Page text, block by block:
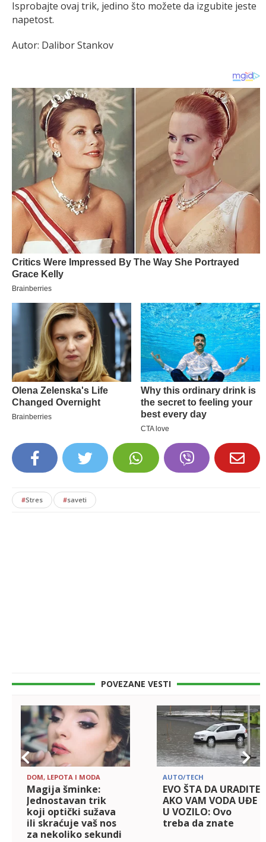
Isprobajte ovaj trik, jedino što možete da izgubite jeste
napetost.
Autor: Dalibor Stankov
#Stres #saveti
POVEZANE VESTI
DOM, LEPOTA I MODA
Magija šminke:
Jednostavan trik
koji optički sužava
ili skraćuje vaš nos
za nekoliko sekundi
AUTO/TECH
EVO ŠTA DA URADITE
AKO VAM VODA UĐE
U VOZILO: Ovo
treba da znate